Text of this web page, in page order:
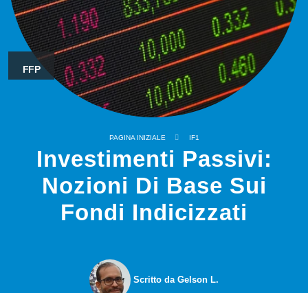
FFP
PAGINA INIZIALE IF1
Investimenti Passivi:
Nozioni Di Base Sui
Fondi Indicizzati
Scritto da Gelson L.